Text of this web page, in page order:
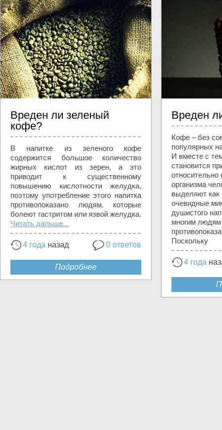
Вреден ли зеленый
кофе?
В напитке из зеленого кофе
содержится большое количество
жирных кислот из зерен, а это
приводит к существенному
повышению кислотности желудка,
поэтому употребление этого напитка
противопоказано людям, которые
болеют гастритом или язвой желудка.
Читать дальше...
4 года назад 0 ответов
Подробнее
Вреден
Кофе – без
популярных
И вместе с
становится
организма
выделяют
очевидные
душистого
многим людям
Поскольку
4 года